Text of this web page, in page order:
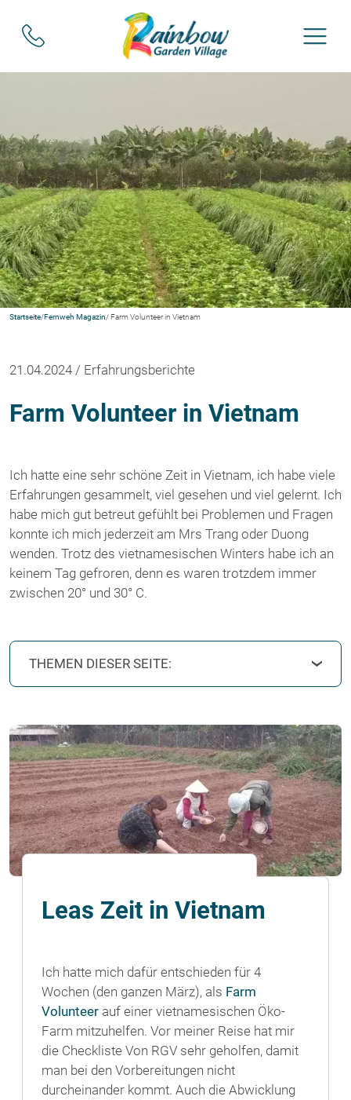
Startseite/Fernweh Magazin/ Farm Volunteer in Vietnam
21.04.2024 / Erfahrungsberichte
Farm Volunteer in Vietnam
Ich hatte eine sehr schöne Zeit in Vietnam, ich habe viele
Erfahrungen gesammelt, viel gesehen und viel gelernt. Ich
habe mich gut betreut gefühlt bei Problemen und Fragen
konnte ich mich jederzeit am Mrs Trang oder Duong
wenden. Trotz des vietnamesischen Winters habe ich an
keinem Tag gefroren, denn es waren trotzdem immer
zwischen 20° und 30° C.
THEMEN DIESER SEITE:
Leas Zeit in Vietnam
Ich hatte mich dafür entschieden für 4
Wochen (den ganzen März), als Farm
Volunteer auf einer vietnamesischen Öko-
Farm mitzuhelfen. Vor meiner Reise hat mir
die Checkliste Von RGV sehr geholfen, damit
man bei den Vorbereitungen nicht
durcheinander kommt. Auch die Abwicklung